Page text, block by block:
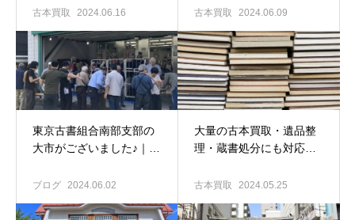
出張買取 古書窟揚羽堂
古本買取 2024.06.16
門店 古書窟揚羽堂
古本買取 2024.06.09
東京古書組合南部支部の
大市がございました♪｜東
専門店 古書窟揚羽堂
ブログ 2024.06.02
大量の古本買取・遺品整
理・蔵書処分にも対応致
古本出張買取専門店 古書
古本買取 2024.05.25